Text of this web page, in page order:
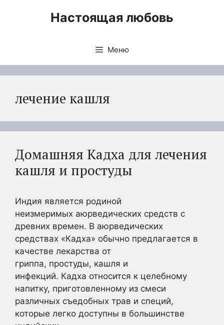
Настоящая любовь
Меню
лечение кашля
Домашняя Кадха для лечения
кашля и простуды
Индия является родиной
неизмеримых аюрведических средств с
древних времен. В аюрведических
средствах «Кадха» обычно предлагается в
качестве лекарства от
гриппа, простуды, кашля и
инфекций. Кадха относится к целебному
напитку, приготовленному из смеси
различных съедобных трав и специй,
которые легко доступны в большинстве